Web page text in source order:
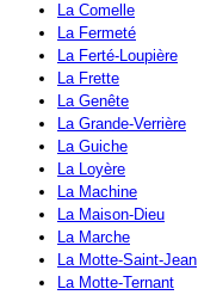
La Comelle
La Fermeté
La Ferté-Loupière
La Frette
La Genête
La Grande-Verrière
La Guiche
La Loyère
La Machine
La Maison-Dieu
La Marche
La Motte-Saint-Jean
La Motte-Ternant